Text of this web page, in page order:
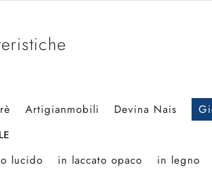
Artigianmobili Devina Nais
lucido in laccato opaco in legno